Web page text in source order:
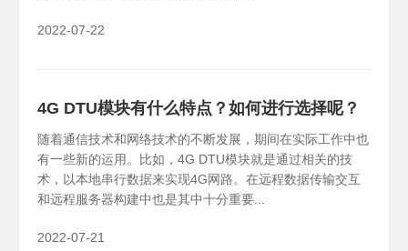
2022-07-22
4G DTU模块有什么特点？如何进行选择呢？
随着通信技术和网络技术的不断发展，期间在实际工作中也
有一些新的运用。比如，4G DTU模块就是通过相关的技
术，以本地串行数据来实现4G网路。在远程数据传输交互
和远程服务器构建中也是其中十分重要...
2022-07-21